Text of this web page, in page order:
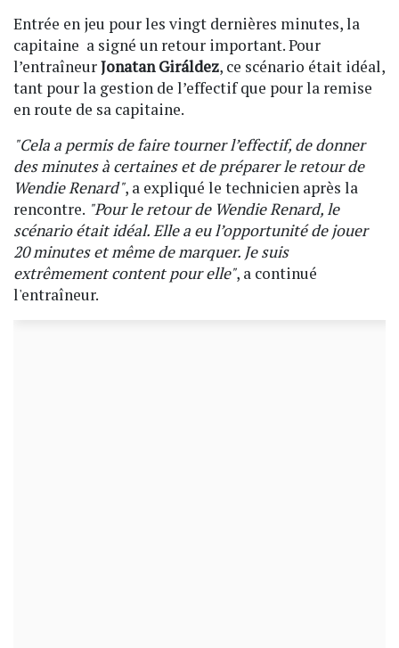
Entrée en jeu pour les vingt dernières minutes, la
capitaine a signé un retour important. Pour
l’entraîneurJonatan Giráldez, ce scénario était idéal,
tant pour la gestion de l’effectif que pour la remise
en route de sa capitaine.
"Cela a permis de faire tourner l’effectif, de donner
des minutes à certaines et de préparer le retour de
Wendie Renard", a expliqué le technicien après la
rencontre. "Pour le retour de Wendie Renard, le
scénario était idéal. Elle a eu l’opportunité de jouer
20 minutes et même de marquer. Je suis
extrêmement content pour elle", a continué
l'entraîneur.